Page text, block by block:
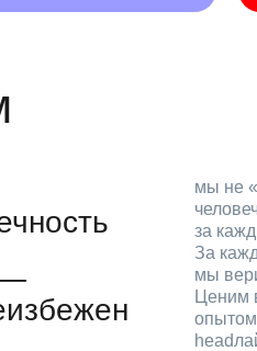
мы не
за
За
—
мы
Ценим